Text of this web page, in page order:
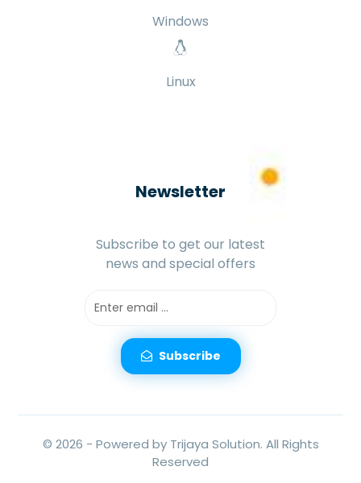
Windows
Linux
Newsletter
Subscribe to get our latest
news and special offers
Subscribe
© 2026 - Powered by Trijaya Solution. All Rights
Reserved